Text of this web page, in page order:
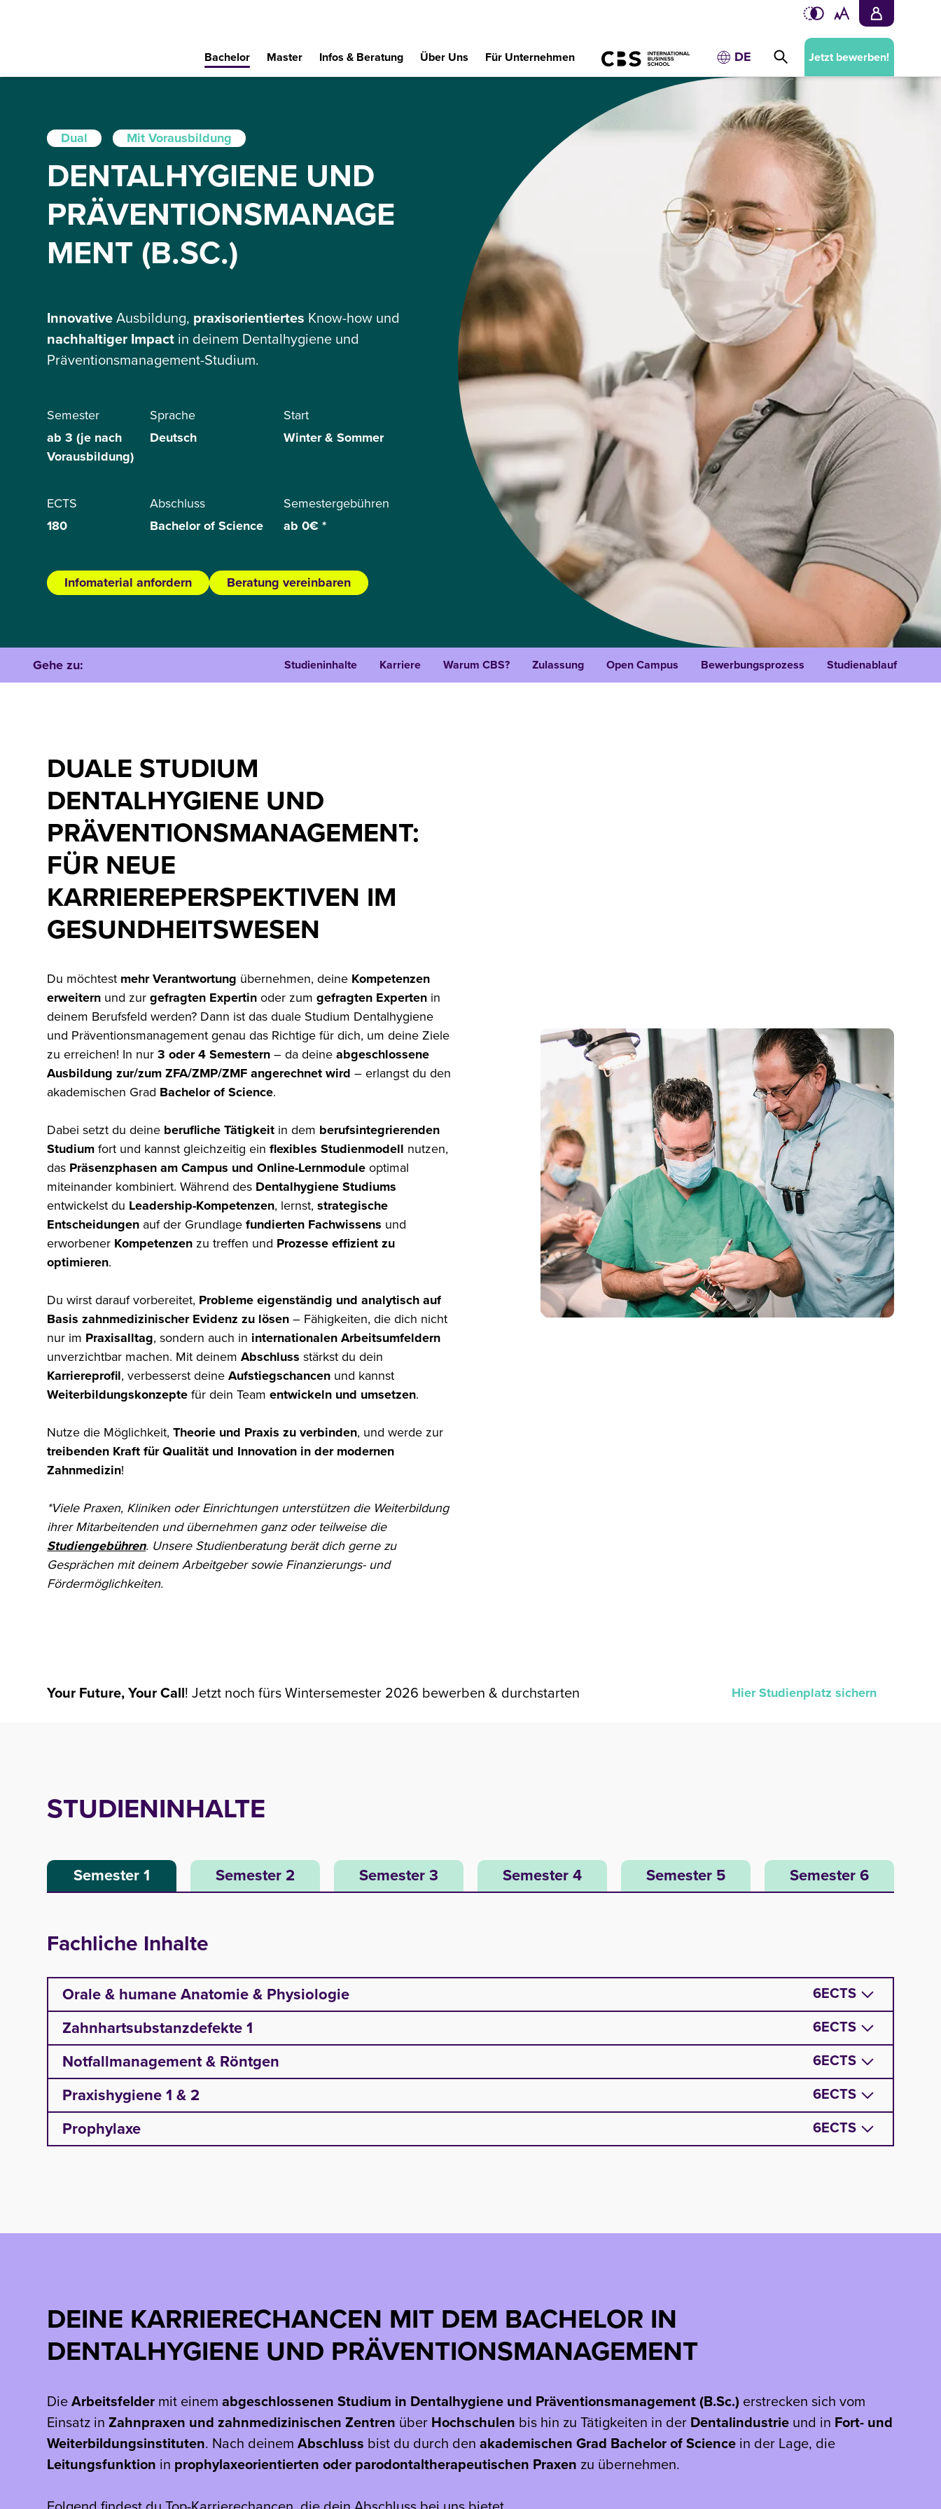
Bachelor Master Infos & Beratung Über Uns Für Unternehmen DE Jetzt bewerben!
Dual Mit Vorausbildung
DENTALHYGIENE UND
PRÄVENTIONSMANAGE
MENT (B.SC.)
Innovative Ausbildung, praxisorientiertes Know-how und
nachhaltiger Impact in deinem Dentalhygiene und
Präventionsmanagement-Studium.
Semester
ab 3 (je nach
Vorausbildung)
Sprache
Deutsch
Start
Winter & Sommer
ECTS
180
Abschluss
Bachelor of Science
Semestergebühren
ab 0€ *
Infomaterial anfordern Beratung vereinbaren
Gehe zu: Studieninhalte Karriere Warum CBS? Zulassung Open Campus Bewerbungsprozess Studienablauf
DUALE STUDIUM
DENTALHYGIENE UND
PRÄVENTIONSMANAGEMENT:
FÜR NEUE
KARRIEREPERSPEKTIVEN IM
GESUNDHEITSWESEN
Du möchtest mehr Verantwortung übernehmen, deine Kompetenzen
erweitern und zurgefragten Expertinoder zumgefragten Experten in
deinem Berufsfeld werden? Dann ist das duale Studium Dentalhygiene
und Präventionsmanagement genau das Richtige für dich, um deine Ziele
zu erreichen! In nur3 oder 4 Semestern – da deineabgeschlossene
Ausbildung zur/zum ZFA/ZMP/ZMF angerechnet wird – erlangst du den
akademischen Grad Bachelor of Science.
Dabei setzt du deine berufliche Tätigkeit in dem berufsintegrierenden
Studium fort und kannst gleichzeitig einflexibles Studienmodell nutzen,
das Präsenzphasen am Campus und Online-Lernmodule optimal
miteinander kombiniert. Während des Dentalhygiene Studiums
entwickelst du Leadership-Kompetenzen, lernst,strategische
Entscheidungen auf der Grundlagefundierten Fachwissens und
erworbener Kompetenzen zu treffen und Prozesse effizient zu
optimieren.
Du wirst darauf vorbereitet, Probleme eigenständig und analytisch auf
Basis zahnmedizinischer Evidenz zu lösen – Fähigkeiten, die dich nicht
nur im Praxisalltag, sondern auch in internationalen Arbeitsumfeldern
unverzichtbar machen. Mit deinemAbschluss stärkst du dein
Karriereprofil, verbesserst deineAufstiegschancen und kannst
Weiterbildungskonzepte für dein Teamentwickeln und umsetzen.
Nutze die Möglichkeit,Theorie und Praxis zu verbinden, und werde zur
treibenden Kraft für Qualität und Innovation in der modernen
Zahnmedizin!
*Viele Praxen, Kliniken oder Einrichtungen unterstützen die Weiterbildung
ihrer Mitarbeitenden und übernehmen ganz oder teilweise die
Studiengebühren. Unsere Studienberatung berät dich gerne zu
Gesprächen mit deinem Arbeitgeber sowie Finanzierungs- und
Fördermöglichkeiten.
Your Future, Your Call! Jetzt noch fürs Wintersemester 2026 bewerben & durchstarten Hier Studienplatz sichern
STUDIENINHALTE
Semester 1 Semester 2 Semester 3 Semester 4 Semester 5 Semester 6
Fachliche Inhalte
Orale & humane Anatomie & Physiologie 6ECTS
Orale Anatomie
Orale Histologie
Anatomie des Situs
Zahnhartsubstanzdefekte 1 6ECTS
Notfallmanagement & Röntgen 6ECTS
Praxishygiene 1 & 2 6ECTS
Prophylaxe 6ECTS
DEINE KARRIERECHANCEN MIT DEM BACHELOR IN
DENTALHYGIENE UND PRÄVENTIONSMANAGEMENT
DieArbeitsfelder mit einemabgeschlossenen Studium in Dentalhygiene und Präventionsmanagement (B.Sc.) erstrecken sich vom
Einsatz inZahnpraxen und zahnmedizinischen Zentren über Hochschulen bis hin zu Tätigkeiten in der Dentalindustrie und in Fort- und
Weiterbildungsinstituten. Nach deinemAbschluss bist du durch denakademischen Grad Bachelor of Science in der Lage, die
Leitungsfunktion in prophylaxeorientierten oder parodontaltherapeutischen Praxen zu übernehmen.